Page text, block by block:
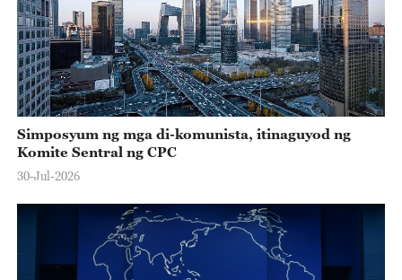
Simposyum ng mga di-komunista, itinaguyod ng
Komite Sentral ng CPC
30-Jul-2026